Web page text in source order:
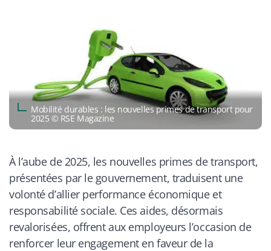
Mobilité durables : les nouvelles primes de transport pour
2025 © RSE Magazine
À l’aube de 2025, les nouvelles primes de transport,
présentées par le gouvernement, traduisent une
volonté d’allier performance économique et
responsabilité sociale. Ces aides, désormais
revalorisées, offrent aux employeurs l’occasion de
renforcer leur engagement en faveur de la